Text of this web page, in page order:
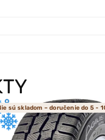
sú skladom – doručenie do 5 -